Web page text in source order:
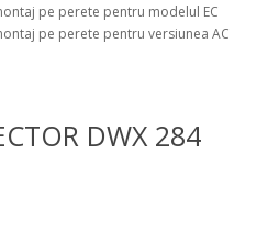
pe perete pentru modelul EC
pe perete pentru versiunea AC
DWX 284